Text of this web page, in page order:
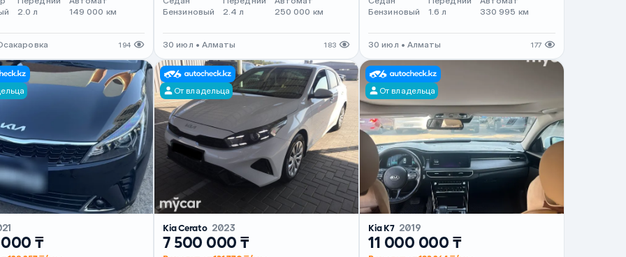
2.0 л
149 000 км
194
Бензиновый
2.4 л
250 000 км
30 июл • Алматы 183
Бензиновый
1.6 л
330 995 км
30 июл • Алматы 177
₸
От владельца
Kia Cerato 2023
7 500 000 ₸
От владельца
Kia K7 2019
11 000 000 ₸